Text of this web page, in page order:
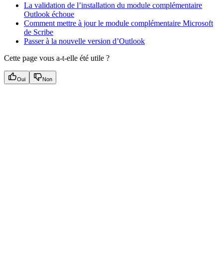
La validation de l’installation du module complémentaire
Outlook échoue
Comment mettre à jour le module complémentaire Microsoft
de Scribe
Passer à la nouvelle version d’Outlook
Cette page vous a-t-elle été utile ?
Oui Non